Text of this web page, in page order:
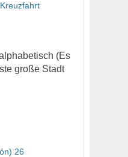
(Es
große Stadt
26